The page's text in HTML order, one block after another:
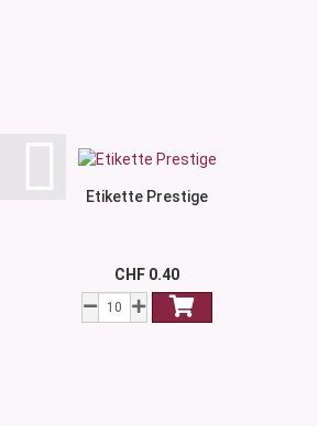
Etikette Prestige
CHF 0.40